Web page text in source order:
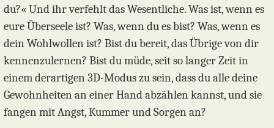
du?« Und ihr verfehlt das Wesentliche. Was ist, wenn es
eure Überseele ist? Was, wenn du es bist? Was, wenn es
dein Wohlwollen ist? Bist du bereit, das Übrige von dir
kennenzulernen? Bist du müde, seit so langer Zeit in
einem derartigen 3D-Modus zu sein, dass du alle deine
Gewohnheiten an einer Hand abzählen kannst, und sie
fangen mit Angst, Kummer und Sorgen an?